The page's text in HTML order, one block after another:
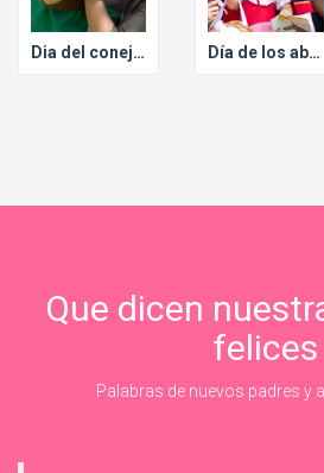
Dia del conejo de pascua Día de los abuelitos
Que dicen
felices
Palabras de nuevos padres y